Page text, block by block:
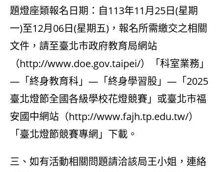
題燈座類報名日期：自113年11月25日(星期
一)至12月06日(星期五)，報名所需繳交之相關
文件，請至臺北市政府教育局網站
（http://www.doe.gov.taipei/）「科室業務」
—「終身教育科」—「終身學習股」—「2025
臺北燈節全國各級學校花燈競賽」或臺北市福
安國中網站（http://www.fajh.tp.edu.tw/）
「臺北燈節競賽專網」下載。
三、如有活動相關問題請洽該局王小姐，連絡